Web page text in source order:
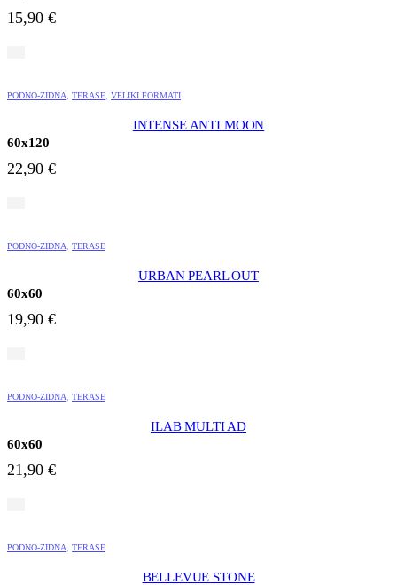
15,90 €
PODNO-ZIDNA TERASE VELIKI FORMATI
INTENSE ANTI MOON
60x120
22,90 €
PODNO-ZIDNA TERASE
URBAN PEARL OUT
60x60
19,90 €
PODNO-ZIDNA TERASE
ILAB MULTI AD
60x60
21,90 €
PODNO-ZIDNA TERASE
BELLEVUE STONE